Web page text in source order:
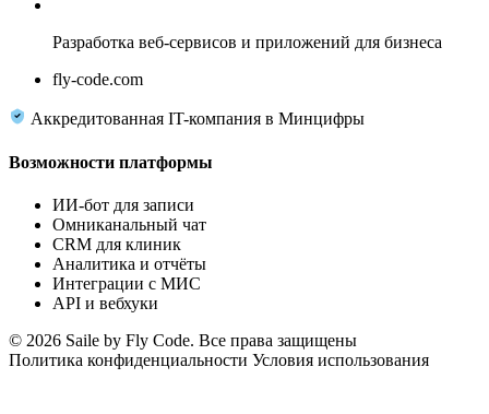
Разработка веб-сервисов и приложений для бизнеса
fly-code.com
Аккредитованная IT-компания в Минцифры
Возможности платформы
ИИ-бот для записи
Омниканальный чат
CRM для клиник
Аналитика и отчёты
Интеграции с МИС
API и вебхуки
© 2026 Saile by Fly Code. Все права защищены
Политика конфиденциальности Условия использования